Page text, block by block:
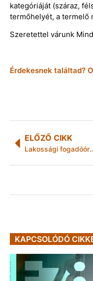
kategóriáját (száraz,
termőhelyét, a termelő
Szeretettel várunk
Érdekesnek találtad?
ELŐZŐ CIKK
Lakossági fogadóórán
KAPCSOLÓDÓ